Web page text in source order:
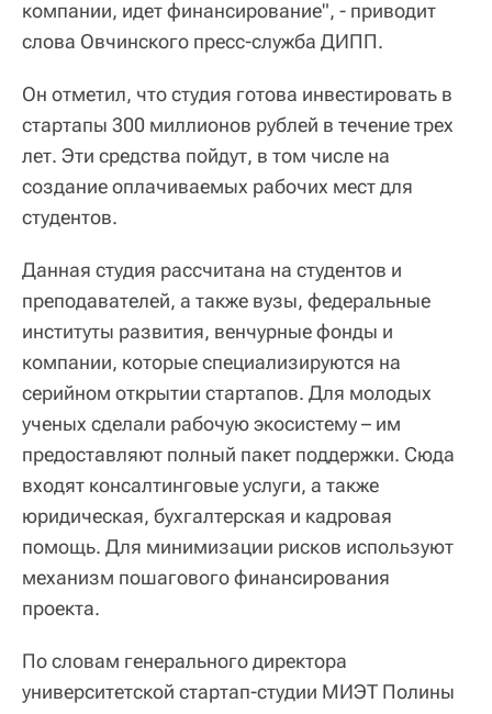
компании, идет финансирование", - приводит
слова Овчинского пресс-служба ДИПП.
Он отметил, что студия готова инвестировать в
стартапы 300 миллионов рублей в течение трех
лет. Эти средства пойдут, в том числе на
создание оплачиваемых рабочих мест для
студентов.
Данная студия рассчитана на студентов и
преподавателей, а также вузы, федеральные
институты развития, венчурные фонды и
компании, которые специализируются на
серийном открытии стартапов. Для молодых
ученых сделали рабочую экосистему – им
предоставляют полный пакет поддержки. Сюда
входят консалтинговые услуги, а также
юридическая, бухгалтерская и кадровая
помощь. Для минимизации рисков используют
механизм пошагового финансирования
проекта.
По словам генерального директора
университетской стартап-студии МИЭТ Полины